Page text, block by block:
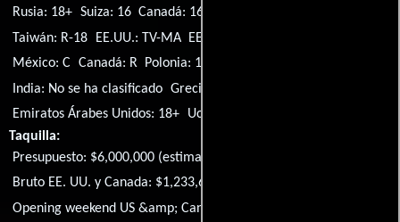
Rusia: 18+ Suiza: 16 Canadá: 16+
Taiwán: R-18
EE.UU.: TV-MA
EE.UU.: No se ha clasificado
México: C
Canadá: R Polonia: 16
India: No se ha clasificado Grecia: K-16
Emiratos Árabes Unidos: 18+
Ucrania: 18
Taquilla:
Presupuesto: $6,000,000 (estimated)
Bruto EE. UU. y Canada: $1,233,694
Opening weekend US &amp; Canada: $225,723